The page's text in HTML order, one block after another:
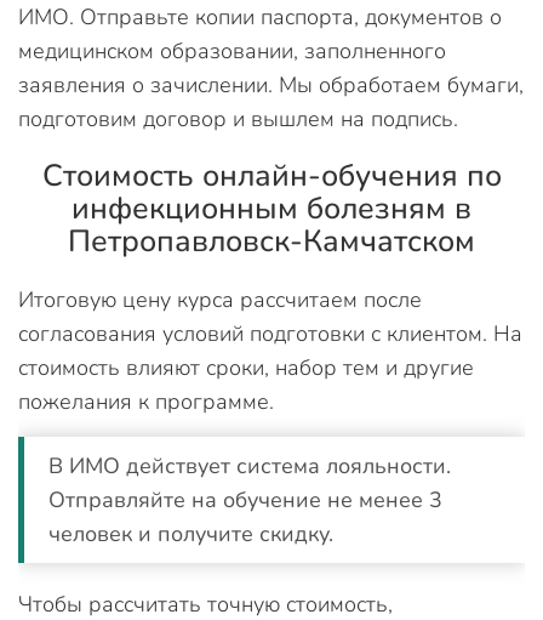
ИМО. Отправьте копии паспорта, документов о
медицинском образовании, заполненного
заявления о зачислении. Мы обработаем бумаги,
подготовим договор и вышлем на подпись.
Стоимость онлайн-обучения по
инфекционным болезням в
Петропавловск-Камчатском
Итоговую цену курса рассчитаем после
согласования условий подготовки с клиентом. На
стоимость влияют сроки, набор тем и другие
пожелания к программе.
В ИМО действует система лояльности.
Отправляйте на обучение не менее 3
человек и получите скидку.
Чтобы рассчитать точную стоимость,